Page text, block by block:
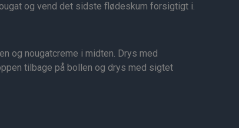
og vend det sidste flødeskum forsigtigt i.
og nougatcreme i midten. Drys med
tilbage på bollen og drys med sigtet